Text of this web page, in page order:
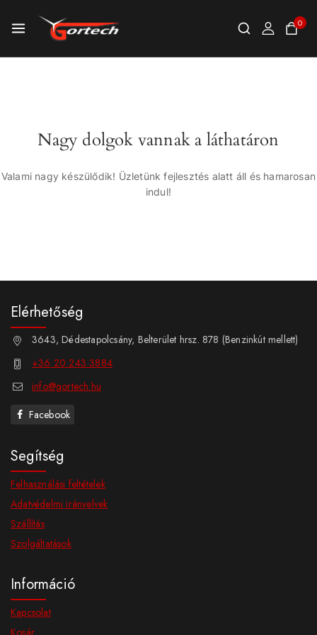
0
Nagy dolgok vannak a láthatáron
Valami nagy készülődik! Üzletünk fejlesztés alatt áll és hamarosan
indul!
Elérhetőség
3643, Dédestapolcsány, Belterület hrsz. 878 (Benzinkút mellett)
+36 20 243 3884
info@gortech.hu
Facebook
Segítség
Felhasználási feltételek
Adatvédelmi irányelvek
Szállítás
Szolgáltatások
Információ
Kapcsolat